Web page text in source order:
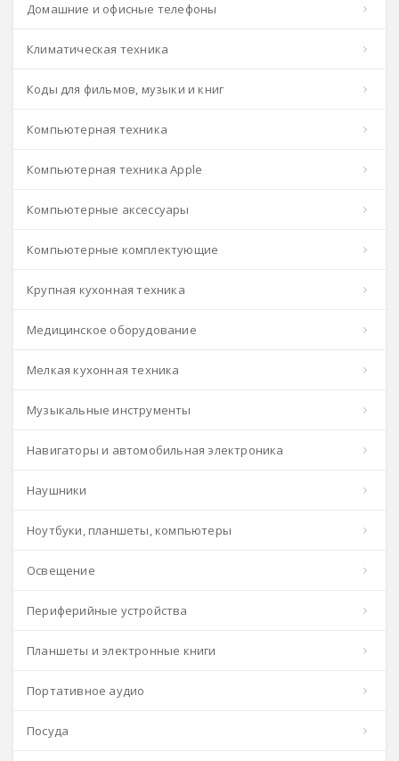
Домашние и офисные телефоны
Климатическая техника
Коды для фильмов, музыки и книг
Компьютерная техника
Компьютерная техника Apple
Компьютерные аксессуары
Компьютерные комплектующие
Крупная кухонная техника
Медицинское оборудование
Мелкая кухонная техника
Музыкальные инструменты
Навигаторы и автомобильная электроника
Наушники
Ноутбуки, планшеты, компьютеры
Освещение
Периферийные устройства
Планшеты и электронные книги
Портативное аудио
Посуда